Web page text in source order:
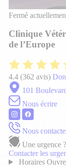
Fermé
Clinique
de l’Europe
4.4 (362 avis)
101
Nous écrire
Nous
Une urgence ?
Contacter les
Horaires